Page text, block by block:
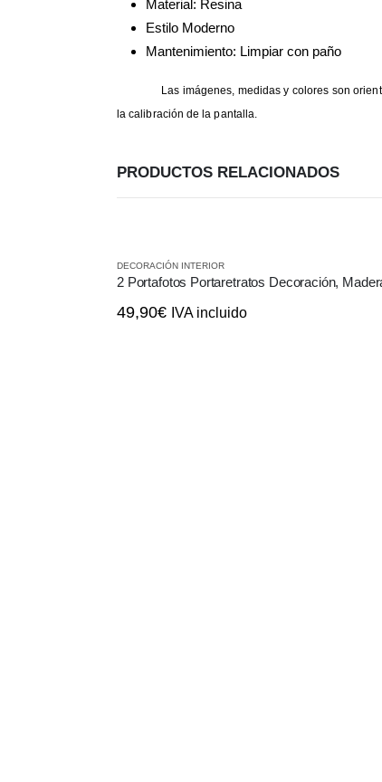
Material: Resina
Estilo Moderno
Mantenimiento: Limpiar con paño
Las imágenes, medidas y colores son
la calibración de la pantalla.
PRODUCTOS RELACIONADOS
DECORACIÓN INTERIOR
49,90€ IVA incluido